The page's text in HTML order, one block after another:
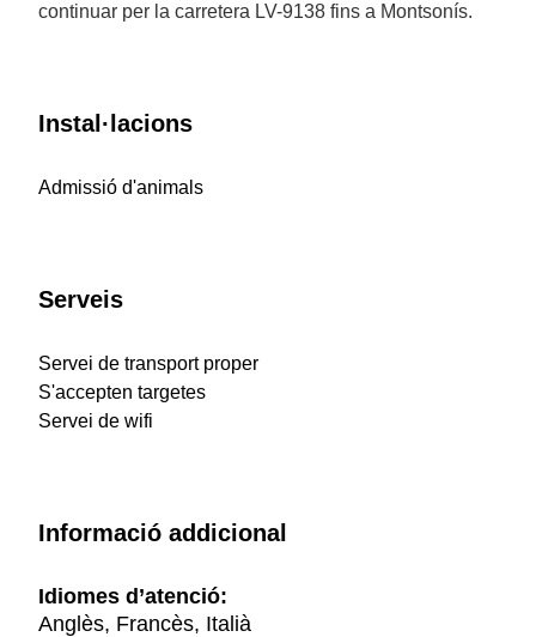
continuar per la carretera LV-9138 fins a Montsonís.
Instal·lacions
Admissió d'animals
Serveis
Servei de transport proper
S'accepten targetes
Servei de wifi
Informació addicional
Idiomes d’atenció:
Anglès, Francès, Italià